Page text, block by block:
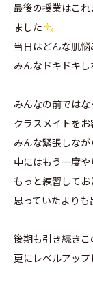
最後の授業はこ
ました
当日はどんな肌
みんなドキドキ
みんなの前では
クラスメイトを
みんな緊張しな
中にはもう一度
もっと練習して
思っていたよりも
後期も引き続き
更にレベルアッ